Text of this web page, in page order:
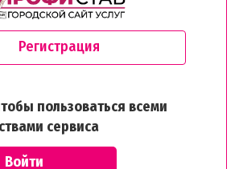
Регистрация
пользоваться всеми
сервиса
Войти